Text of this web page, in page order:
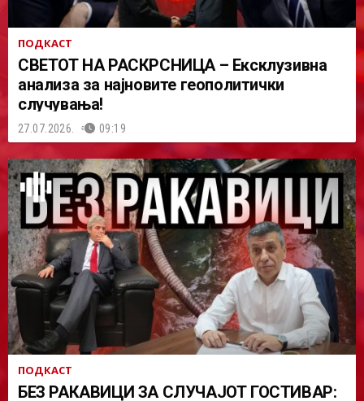
ПОДКАСТ
СВЕТОТ НА РАСКРСНИЦА – Ексклузивна
анализа за најновите геополитички
случувања!
27.07.2026. 09:19
ПОДКАСТ
БЕЗ РАКАВИЦИ ЗА СЛУЧАЈОТ ГОСТИВАР: